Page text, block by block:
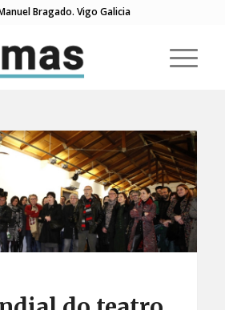
Bragado. Vigo Galicia